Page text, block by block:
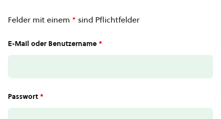
Felder mit einem * sind Pflichtfelder
E-Mail oder Benutzername *
Passwort *